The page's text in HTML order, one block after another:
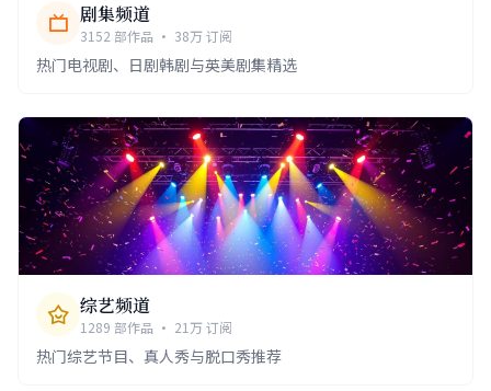
剧集频道
3152 部作品 · 38万 订阅
热门电视剧、日剧韩剧与英美剧集精选
综艺频道
1289 部作品 · 21万 订阅
热门综艺节目、真人秀与脱口秀推荐